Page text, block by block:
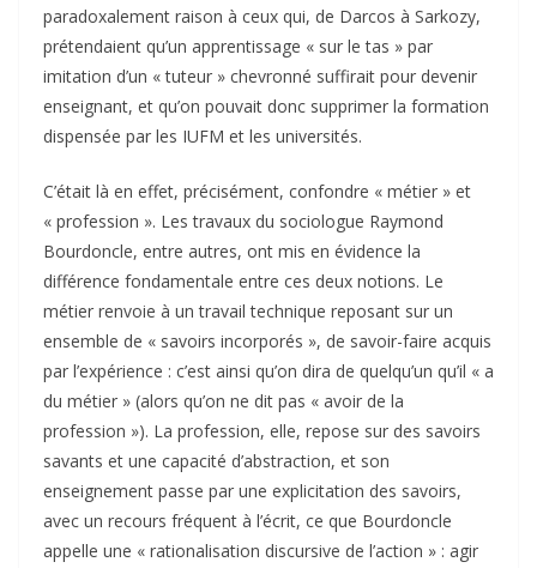
paradoxalement raison à ceux qui, de Darcos à Sarkozy,
prétendaient qu’un apprentissage « sur le tas » par
imitation d’un « tuteur » chevronné suffirait pour devenir
enseignant, et qu’on pouvait donc supprimer la formation
dispensée par les IUFM et les universités.
C’était là en effet, précisément, confondre « métier » et
« profession ». Les travaux du sociologue Raymond
Bourdoncle, entre autres, ont mis en évidence la
différence fondamentale entre ces deux notions. Le
métier renvoie à un travail technique reposant sur un
ensemble de « savoirs incorporés », de savoir-faire acquis
par l’expérience : c’est ainsi qu’on dira de quelqu’un qu’il « a
du métier » (alors qu’on ne dit pas « avoir de la
profession »). La profession, elle, repose sur des savoirs
savants et une capacité d’abstraction, et son
enseignement passe par une explicitation des savoirs,
avec un recours fréquent à l’écrit, ce que Bourdoncle
appelle une « rationalisation discursive de l’action » : agir